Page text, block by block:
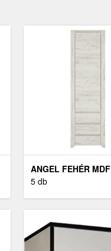
ANGEL FEHÉR MDF
SZEKRÉNY
5 db